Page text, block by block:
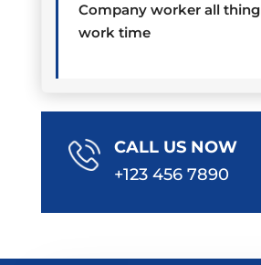
Company worker all
work time
CALL US NOW
+123 456 7890